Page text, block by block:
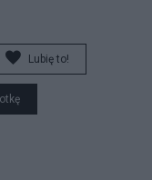
Lubię to!